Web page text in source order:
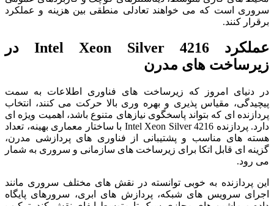
سروری است که می خواهند تعادلی منطقی بین هزینه و عملکرد
برقرار کنند.
عملکرد Intel Xeon Silver 4216 در
زیرساخت‌ های مدرن
در دنیای امروز که زیرساخت‌ های فناوری اطلاعات به سمت
پیچیدگی، مقیاس‌ پذیری و بهره‌ وری بالا حرکت می‌ کنند، انتخاب
پردازنده‌ ای که بتواند پاسخگوی نیازهای متنوع باشد، اهمیت ویژه‌ ای
دارد. پردازنده Intel Xeon Silver 4216 با ساختار معماری بهینه، تعداد
هسته های مناسب و پشتیبانی از فناوری‌ های پردازشی مدرن،
گزینه‌ ای قابل اتکا برای زیرساخت‌ های سازمانی و سروری به شمار
می رود.
این پردازنده به خوبی توانسته در نقش‌ های مختلف سروری مانند
اجرای سرویس‌ های شبکه، پردازش‌ های ابری، سرورهای پایگاه